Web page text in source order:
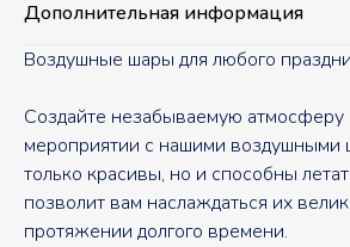
Дополнительная информация
Воздушные шары для любого
Создайте незабываемую
мероприятии с нашими воздушными
только красивы, но и способны
позволит вам наслаждаться их
протяжении долгого времени.